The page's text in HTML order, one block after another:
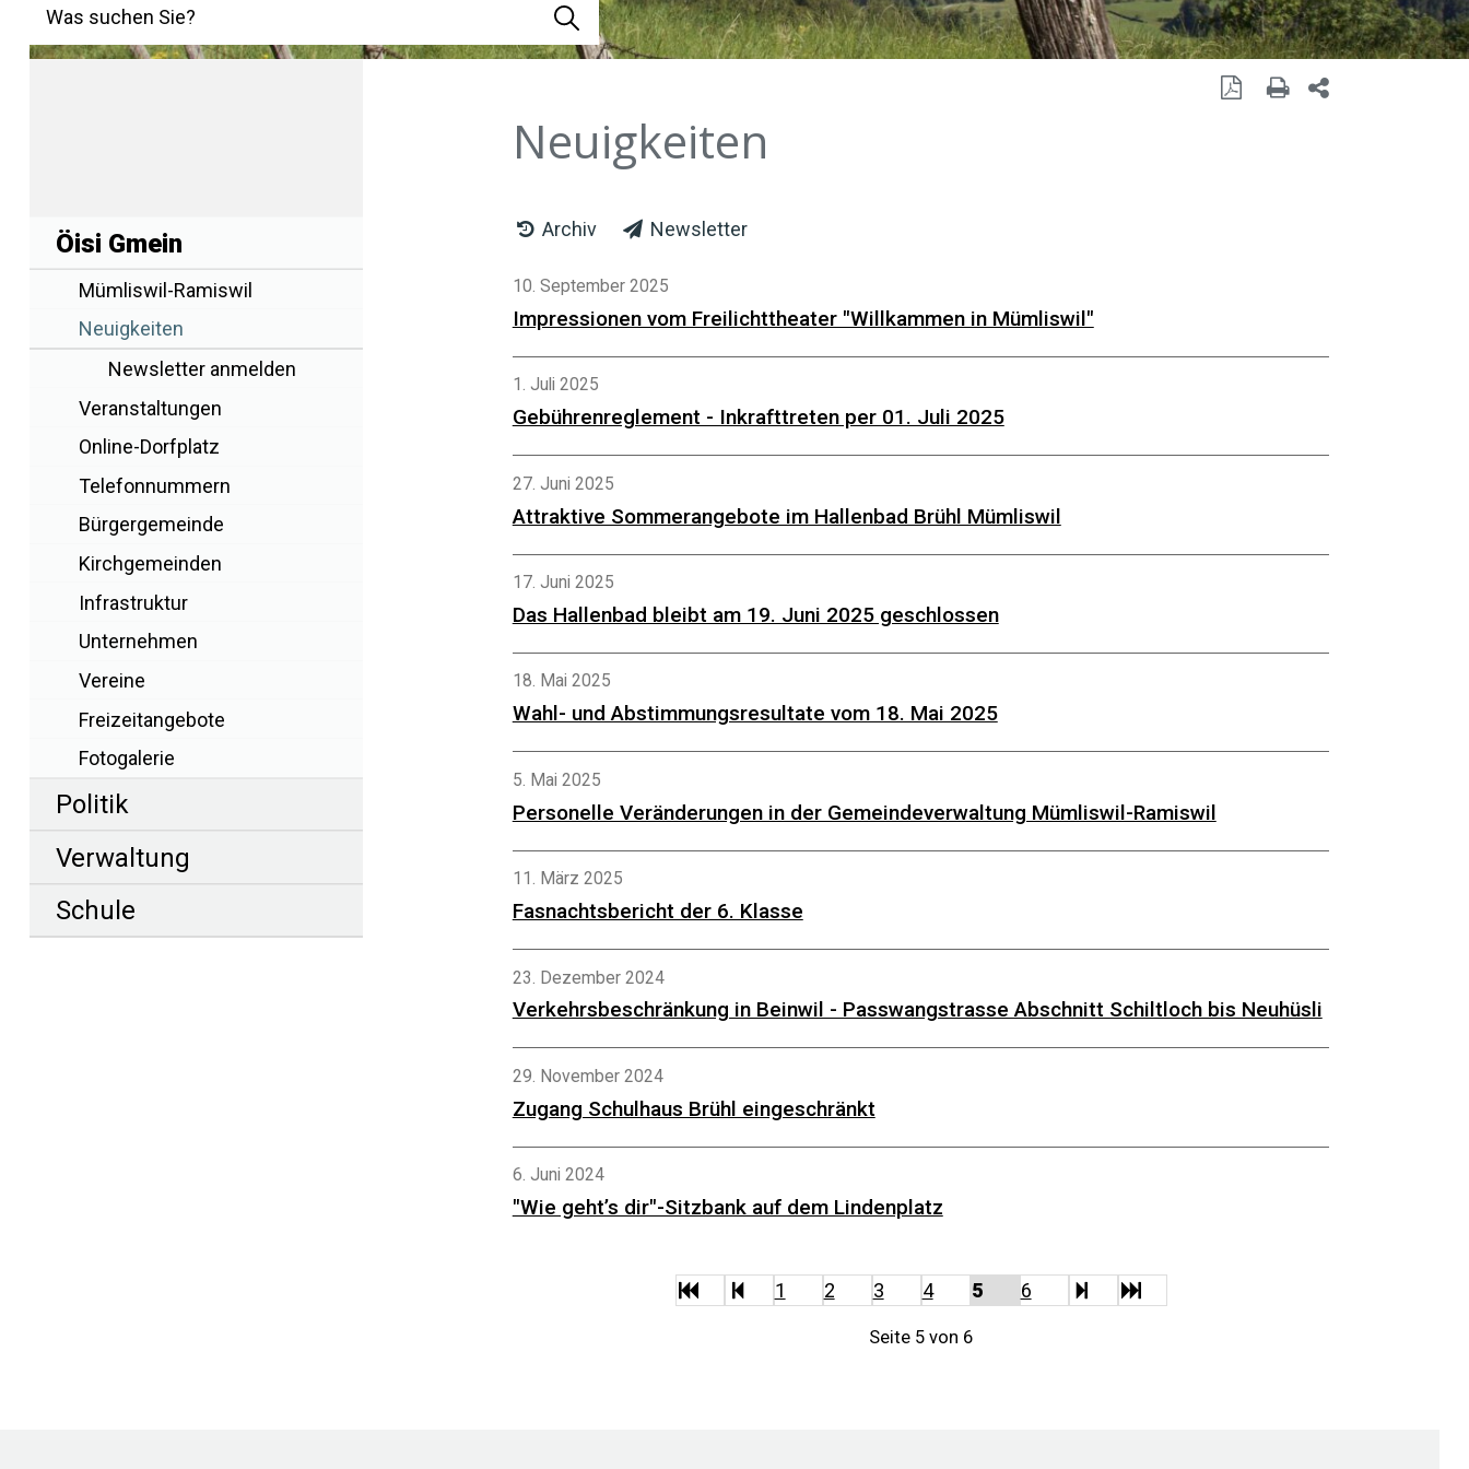
Was suchen Sie?Suchbegriff Suche starten
Seite als PDF
Seite drucken
Seite teilen mit
Öisi Gmein
Mümliswil-Ramiswil
Neuigkeiten
Newsletter anmelden
Veranstaltungen
Online-Dorfplatz
Telefonnummern
Bürgergemeinde
Kirchgemeinden
Infrastruktur
Unternehmen
Vereine
Freizeitangebote
Fotogalerie
Politik
Verwaltung
Schule
Neuigkeiten
Archiv Newsletter
Impressionen vom Freilichttheater "Willkammen in Mümliswil"
10. September 2025
Gebührenreglement - Inkrafttreten per 01. Juli 2025
1. Juli 2025
Attraktive Sommerangebote im Hallenbad Brühl Mümliswil
27. Juni 2025
Das Hallenbad bleibt am 19. Juni 2025 geschlossen
17. Juni 2025
Wahl- und Abstimmungsresultate vom 18. Mai 2025
18. Mai 2025
Personelle Veränderungen in der Gemeindeverwaltung Mümliswil-Ramiswil
5. Mai 2025
Fasnachtsbericht der 6. Klasse
11. März 2025
Verkehrsbeschränkung in Beinwil - Passwangstrasse Abschnitt Schiltloch bis Neuhüsli
23. Dezember 2024
Zugang Schulhaus Brühl eingeschränkt
29. November 2024
"Wie geht’s dir"-Sitzbank auf dem Lindenplatz
6. Juni 2024
Start zurück
1 2 3 4 5 6 weiter
Seite 5 von 6